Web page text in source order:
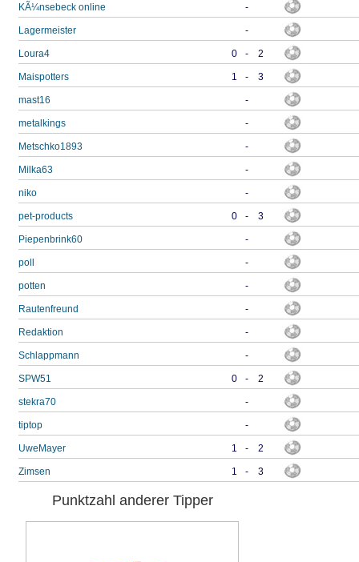
KÃ¼nsebeck online -
Lagermeister -
Loura4 0 - 2
Maispotters 1 - 3
mast16 -
metalkings -
Metschko1893 -
Milka63 -
niko -
pet-products 0 - 3
Piepenbrink60 -
poll -
potten -
Rautenfreund -
Redaktion -
Schlappmann -
SPW51 0 - 2
stekra70 -
tiptop -
UweMayer 1 - 2
Zimsen 1 - 3
Punktzahl anderer Tipper